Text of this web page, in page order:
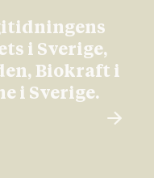
i Sverige,
Biokraft i
i Sverige.